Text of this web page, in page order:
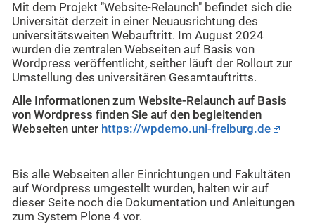
Mit dem Projekt "Website-Relaunch" befindet sich die
Universität derzeit in einer Neuausrichtung des
universitätsweiten Webauftritt. Im August 2024
wurden die zentralen Webseiten auf Basis von
Wordpress veröffentlicht, seither läuft der Rollout zur
Umstellung des universitären Gesamtauftritts.
Alle Informationen zum Website-Relaunch auf Basis
von Wordpress finden Sie auf den begleitenden
Webseiten unter https://wpdemo.uni-freiburg.de
Bis alle Webseiten aller Einrichtungen und Fakultäten
auf Wordpress umgestellt wurden, halten wir auf
dieser Seite noch die Dokumentation und Anleitungen
zum System Plone 4 vor.